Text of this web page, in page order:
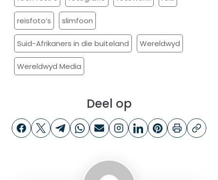
reisfoto’s slimfoon
Suid-Afrikaners in die buiteland Wereldwyd
Wereldwyd Media
Deel op